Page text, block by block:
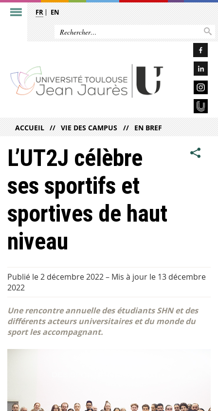
FR EN
ACCUEIL VIE DES CAMPUS EN BREF
L’UT2J célèbre
ses sportifs et
sportives de haut
niveau
Publié le 2 décembre 2022– Mis à jour le 13 décembre
2022
Une rencontre annuelle des étudiants SHN et des
différents acteurs universitaires et du monde du
sport les accompagnant.